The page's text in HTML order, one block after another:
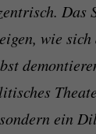
Das
wie sich
ein